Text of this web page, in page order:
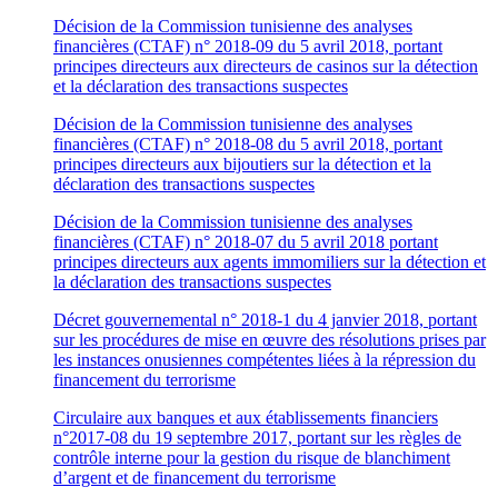
Décision de la Commission tunisienne des analyses
financières (CTAF) n° 2018-09 du 5 avril 2018, portant
principes directeurs aux directeurs de casinos sur la détection
et la déclaration des transactions suspectes
Décision de la Commission tunisienne des analyses
financières (CTAF) n° 2018-08 du 5 avril 2018, portant
principes directeurs aux bijoutiers sur la détection et la
déclaration des transactions suspectes
Décision de la Commission tunisienne des analyses
financières (CTAF) n° 2018-07 du 5 avril 2018 portant
principes directeurs aux agents immomiliers sur la détection et
la déclaration des transactions suspectes
Décret gouvernemental n° 2018-1 du 4 janvier 2018, portant
sur les procédures de mise en œuvre des résolutions prises par
les instances onusiennes compétentes liées à la répression du
financement du terrorisme
Circulaire aux banques et aux établissements financiers
n°2017-08 du 19 septembre 2017, portant sur les règles de
contrôle interne pour la gestion du risque de blanchiment
d’argent et de financement du terrorisme